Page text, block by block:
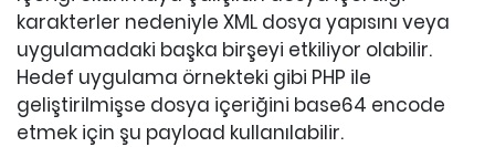
karakterler nedeniyle XML dosya yapısını veya
uygulamadaki başka birşeyi etkiliyor olabilir.
Hedef uygulama örnekteki gibi PHP ile
geliştirilmişse dosya içeriğini base64 encode
etmek için şu payload kullanılabilir.